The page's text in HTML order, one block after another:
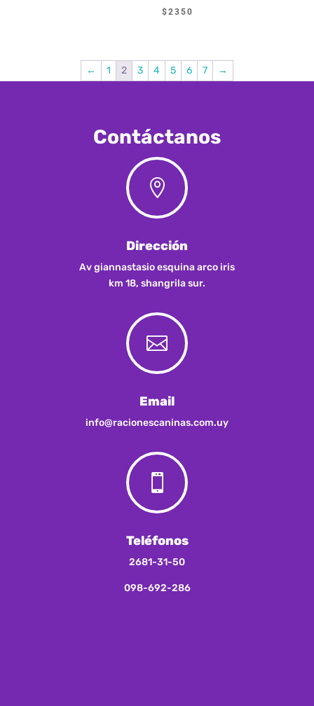
$2350
← 1 2 3 4 5 6 7 →
Contáctanos

Dirección
Av giannastasio esquina arco iris
km 18, shangrila sur.

Email
info@racionescaninas.com.uy

Teléfonos
2681-31-50
098-692-286